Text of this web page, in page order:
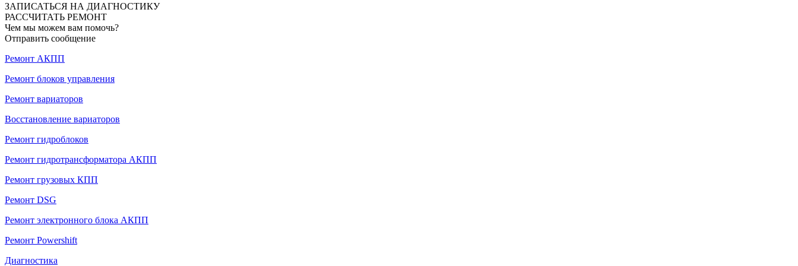
ЗАПИСАТЬСЯ НА ДИАГНОСТИКУ
РАССЧИТАТЬ РЕМОНТ
Чем мы можем вам помочь?
Отправить сообщение
Ремонт АКПП
Ремонт блоков управления
Ремонт вариаторов
Восстановление вариаторов
Ремонт гидроблоков
Ремонт гидротрансформатора АКПП
Ремонт грузовых КПП
Ремонт DSG
Ремонт электронного блока АКПП
Ремонт Powershift
Диагностика